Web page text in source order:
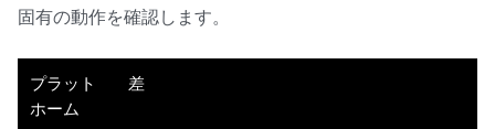
固有の動作を確認します。
プラット
ホーム
差